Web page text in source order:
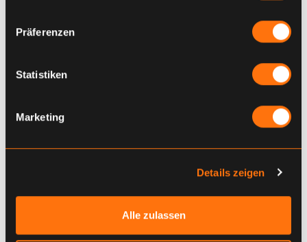
Präferenzen
Statistiken
Marketing
Details zeigen
Alle zulassen